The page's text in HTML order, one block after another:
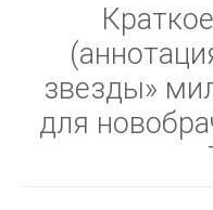
звезды»
для